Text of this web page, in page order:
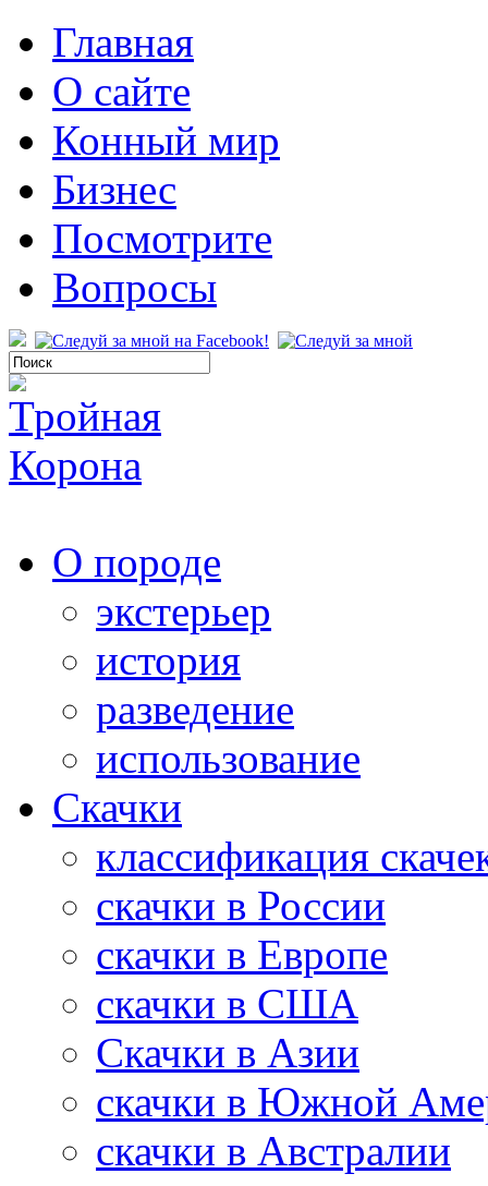
Главная
О сайте
Конный мир
Бизнес
Посмотрите
Вопросы
О породе
экстерьер
история
разведение
использование
Скачки
классификация
скачки в России
скачки в Европе
скачки в США
Скачки в Азии
скачки в Южной
скачки в Австралии